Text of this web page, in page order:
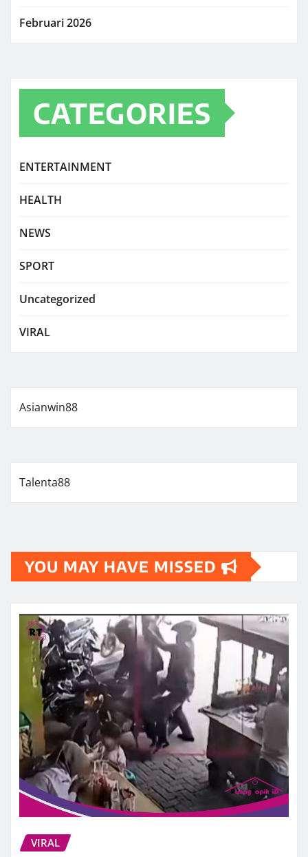
Februari 2026
CATEGORIES
ENTERTAINMENT
HEALTH
NEWS
SPORT
Uncategorized
VIRAL
Asianwin88
Talenta88
YOU MAY HAVE MISSED
VIRAL